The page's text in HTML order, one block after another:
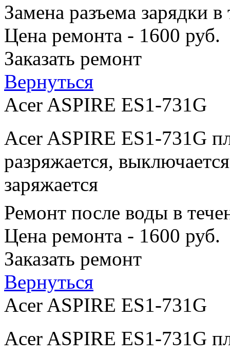
Замена разъема зарядки
Цена ремонта - 1600 руб.
Заказать ремонт
Вернуться
Acer ASPIRE ES1-731G
Acer ASPIRE ES1-731G
разряжается,
заряжается
Ремонт после воды в
Цена ремонта - 1600 руб.
Заказать ремонт
Вернуться
Acer ASPIRE ES1-731G
Acer ASPIRE ES1-731G